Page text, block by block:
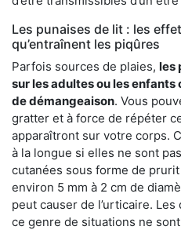
Les punaises de lit : les
qu’entraînent les piqûres
Parfois sources de plaies, les
sur les adultes ou les
de démangeaison. Vous
gratter et à force de répéter
apparaîtront sur votre corps.
à la longue si elles ne sont
cutanées sous forme de
environ 5 mm à 2 cm de
peut causer de l’urticaire.
ce genre de situations ne